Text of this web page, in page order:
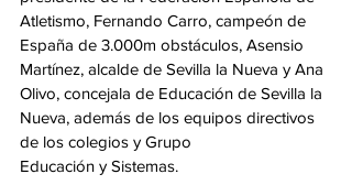
Atletismo, Fernando Carro, campeón de
España de 3.000m obstáculos, Asensio
Martínez, alcalde de Sevilla la Nueva y Ana
Olivo, concejala de Educación de Sevilla la
Nueva, además de los equipos directivos
de los colegios y Grupo
Educación y Sistemas.